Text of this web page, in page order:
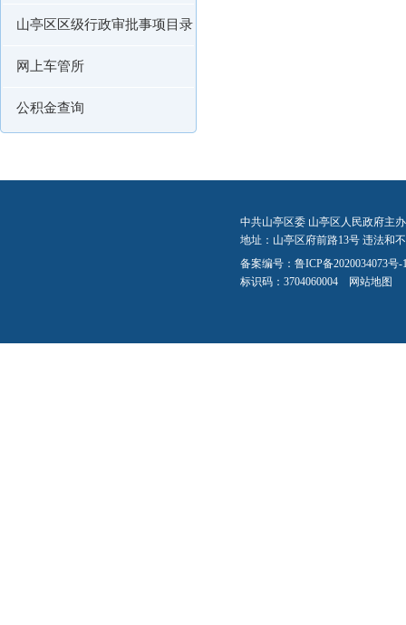
山亭区区级行政审批事项目录
网上车管所
公积金查询
中共山亭区委 山亭区人民政府主
地址：山亭区府前路13号 违法和
备案编号： 鲁ICP备2020034073号-
标识码：3704060004 网站地图